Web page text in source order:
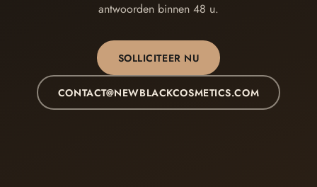
antwoorden binnen 48 u.
SOLLICITEER NU
CONTACT@NEWBLACKCOSMETICS.COM